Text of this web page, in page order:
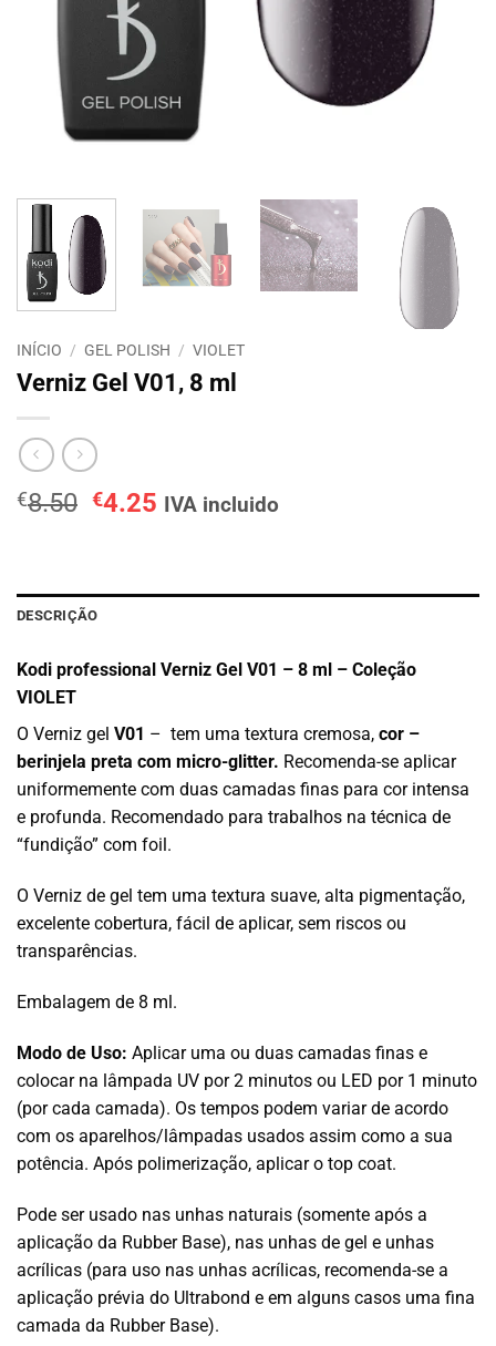
INÍCIO / GEL POLISH / VIOLET
Verniz Gel V01, 8 ml
€8.50 O
€8.50.
€4.25 O
IVA incluido
DESCRIÇÃO
Kodi professional Verniz Gel V01 – 8 ml – Coleção
VIOLET
O Verniz gel V01 – tem uma textura cremosa, cor –
berinjela preta com micro-glitter. Recomenda-se aplicar
uniformemente com duas camadas finas para cor intensa
e profunda. Recomendado para trabalhos na técnica de
“fundição” com foil.
O Verniz de gel tem uma textura suave, alta pigmentação,
excelente cobertura, fácil de aplicar, sem riscos ou
transparências.
Embalagem de 8 ml.
Modo de Uso: Aplicar uma ou duas camadas finas e
colocar na lâmpada UV por 2 minutos ou LED por 1 minuto
(por cada camada). Os tempos podem variar de acordo
com os aparelhos/lâmpadas usados assim como a sua
potência. Após polimerização, aplicar o top coat.
Pode ser usado nas unhas naturais (somente após a
aplicação da Rubber Base), nas unhas de gel e unhas
acrílicas (para uso nas unhas acrílicas, recomenda-se a
aplicação prévia do Ultrabond e em alguns casos uma fina
camada da Rubber Base).